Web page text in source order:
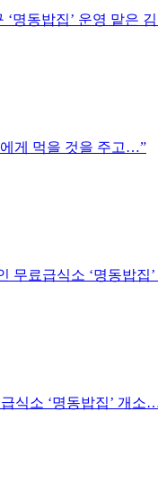
명동밥집’ 운영 맡은
게 먹을 것을 주고…”
무료급식소 ‘명동밥집
식소 ‘명동밥집’ 개소